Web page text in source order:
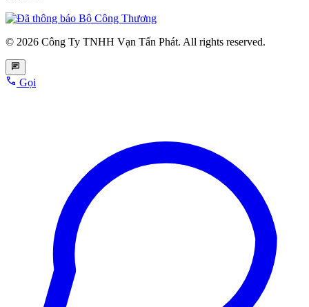
© 2026 Công Ty TNHH Vạn Tấn Phát. All rights reserved.
Gọi